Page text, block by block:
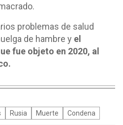
problemas de salud
de hambre y el
fue objeto en 2020, al
Rusia Muerte Condena